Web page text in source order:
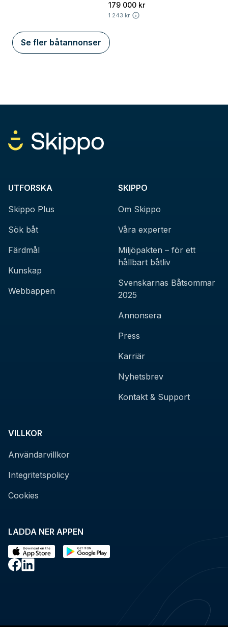
179 000 kr
1 243 kr
Se fler båtannonser
LADDA NER APPEN
UTFORSKA
Skippo Plus
Sök båt
Färdmål
Kunskap
Webbappen
SKIPPO
Om Skippo
Våra experter
Miljöpakten – för ett
hållbart båtliv
Svenskarnas Båtsommar
2025
Annonsera
Press
Karriär
Nyhetsbrev
Kontakt & Support
VILLKOR
Användarvillkor
Integritetspolicy
Cookies